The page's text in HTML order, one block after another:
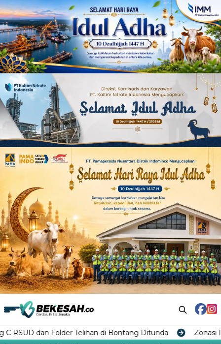
Folder Telihan di Bontang Ditunda Zonasi Industri di